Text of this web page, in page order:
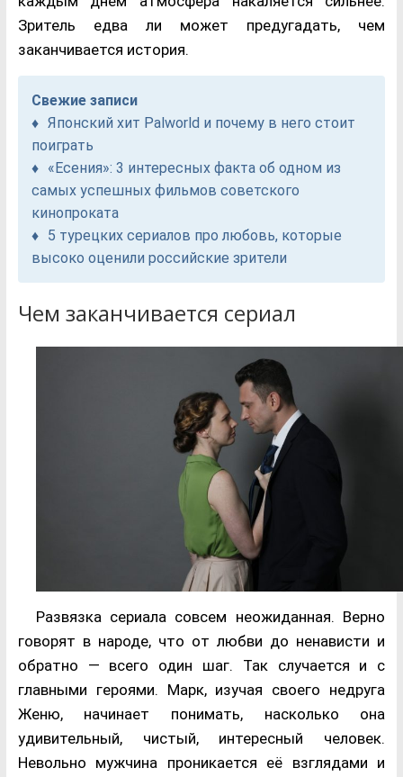
Зритель едва ли может предугадать, чем
заканчивается история.
Свежие записи
Японский хит Palworld и почему в него стоит
поиграть
«Есения»: 3 интересных факта об одном из
самых успешных фильмов советского
кинопроката
5 турецких сериалов про любовь, которые
высоко оценили российские зрители
Чем заканчивается сериал
Развязка сериала совсем неожиданная. Верно
говорят в народе, что от любви до ненависти и
обратно — всего один шаг. Так случается и с
главными героями. Марк, изучая своего недруга
Женю, начинает понимать, насколько она
удивительный, чистый, интересный человек.
Невольно мужчина проникается её взглядами и